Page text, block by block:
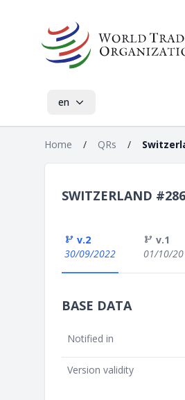
en
Home / QRs /
SWITZERLAND
v.2
30/09/2022
v.1
01/10/
BASE DATA
Notified in
Version validity